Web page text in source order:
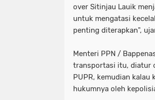
over Sitinjau Lauik
untuk mengatasi
penting diterapkan",
Menteri PPN /
transportasi itu, diatur
PUPR, kemudian kalau
hukumnya oleh